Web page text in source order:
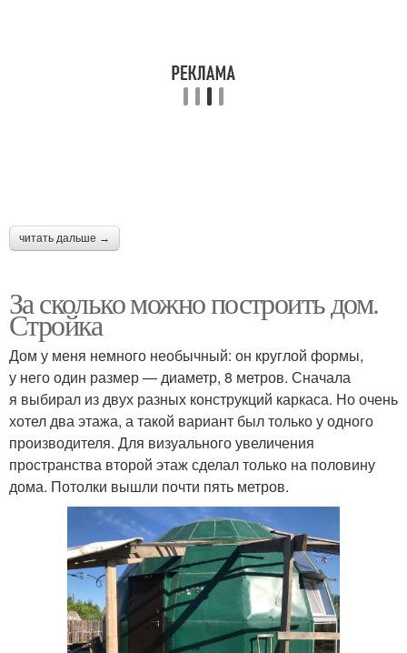
читать дальше →
За сколько можно построить дом.
Стройка
Дом у меня немного необычный: он круглой формы,
у него один размер — диаметр, 8 метров. Сначала
я выбирал из двух разных конструкций каркаса. Но очень
хотел два этажа, а такой вариант был только у одного
производителя. Для визуального увеличения
пространства второй этаж сделал только на половину
дома. Потолки вышли почти пять метров.